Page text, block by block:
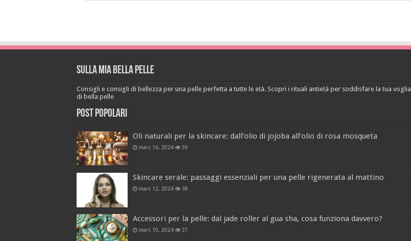
Sulla mia bella pelle
Consigli e consigli di bellezza per una pelle perfetta a tutte le età. Scopri i rituali antietà per soddisfare la tua voglia
di bella pelle
Post popolari
Oli naturali per la skincare: dall’olio di jojoba all’olio di rosa mosqueta
mars 16, 2024 39
Skincare serale: passaggi essenziali per una pelle rigenerata al mattino
mars 12, 2024 38
Accessori per la pelle: dal jade roller al gua sha, cosa funziona davvero?
mars 10, 2024 37